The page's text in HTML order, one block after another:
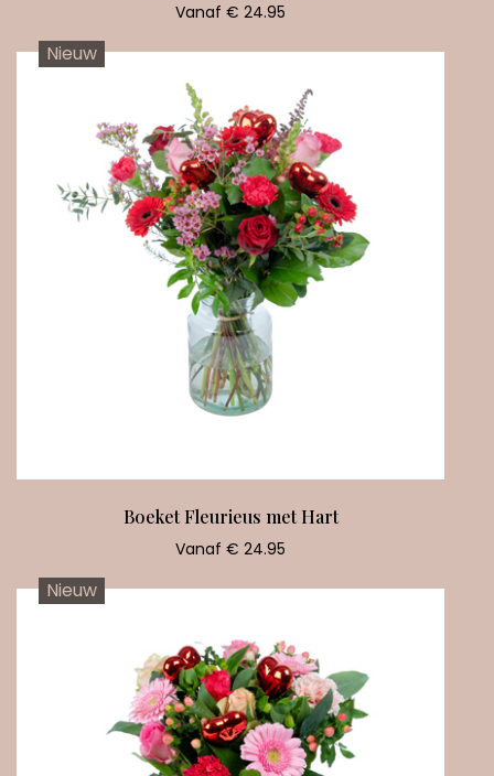
Vanaf € 24.95
Nieuw
Boeket Fleurieus met Hart
Vanaf € 24.95
Nieuw